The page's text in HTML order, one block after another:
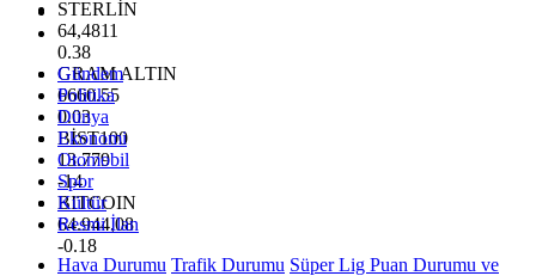
STERLİN
64,4811
0.38
GRAM ALTIN
6660.55
0.03
BİST100
13.779
-14
BITCOIN
64.944,08
-0.18
Gündem
Politika
Dünya
Ekonomi
Otomobil
Spor
Kültür
Resmi İlan
Hava Durumu Trafik Durumu Süper Lig Puan Durumu ve